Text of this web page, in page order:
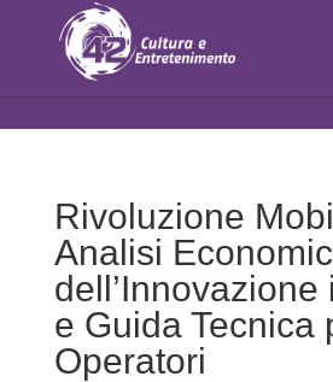
Rivoluzione
Analisi
dell’Innovazione
e Guida Tecnica
Operatori